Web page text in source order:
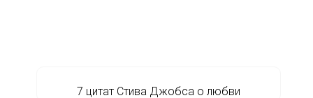
7 цитат Стива Джобса о любви